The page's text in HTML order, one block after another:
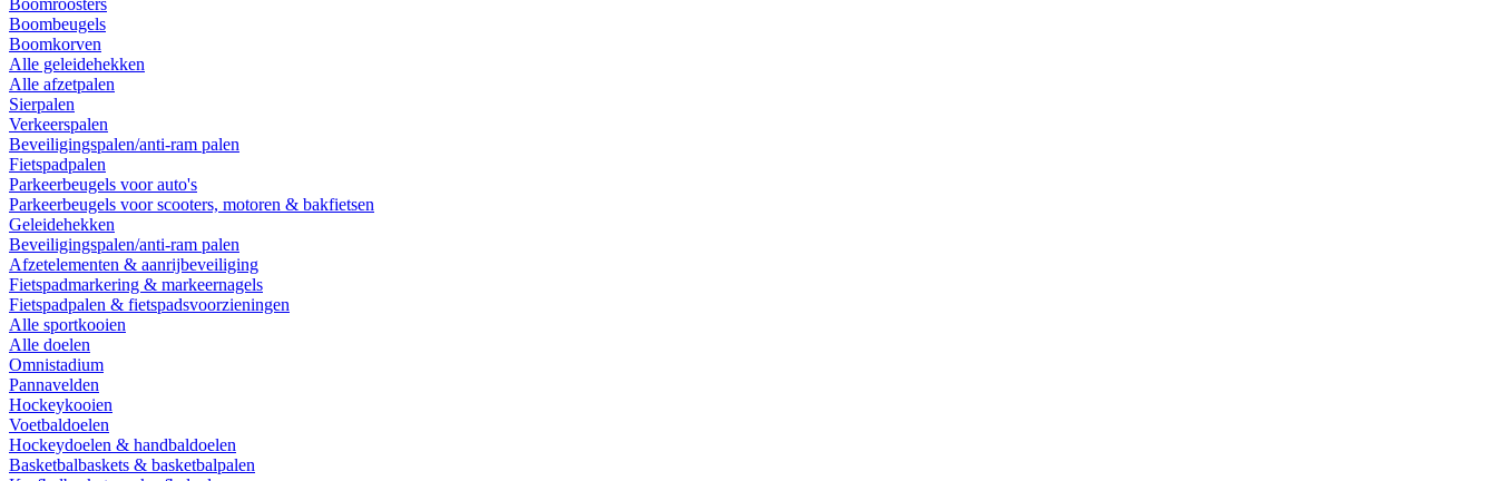
Boomroosters
Boombeugels
Boomkorven
Alle geleidehekken
Alle afzetpalen
Sierpalen
Verkeerspalen
Beveiligingspalen/anti-ram palen
Fietspadpalen
Parkeerbeugels voor auto's
Parkeerbeugels voor scooters, motoren & bakfietsen
Geleidehekken
Beveiligingspalen/anti-ram palen
Afzetelementen & aanrijbeveiliging
Fietspadmarkering & markeernagels
Fietspadpalen & fietspadsvoorzieningen
Alle sportkooien
Alle doelen
Omnistadium
Pannavelden
Hockeykooien
Voetbaldoelen
Hockeydoelen & handbaldoelen
Basketbalbaskets & basketbalpalen